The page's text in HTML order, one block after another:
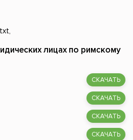
лицах по римскому
СКАЧАТЬ
СКАЧАТЬ
СКАЧАТЬ
СКАЧАТЬ